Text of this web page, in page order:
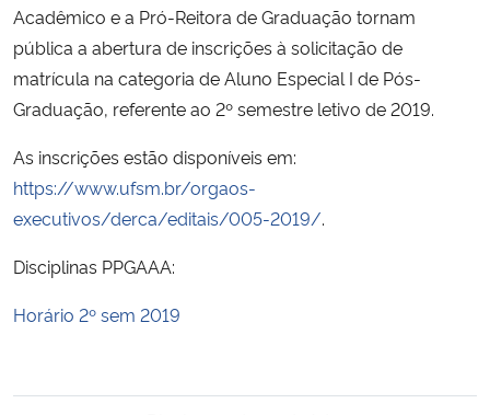
Ministério do Desenvolvimento Regional
Controladoria-Geral da União
Ministério da Mulher, da Família e dos Direitos Humanos
Secretaria-Geral
Secretaria de Governo
Acadêmico e a Pró-Reitora de Graduação tornam
pública a abertura de inscrições à solicitação de
matrícula na categoria de Aluno Especial I de Pós-
Graduação, referente ao 2º semestre letivo de 2019.
As inscrições estão disponíveis em:
https://www.ufsm.br/orgaos-
executivos/derca/editais/005-2019/.
Disciplinas PPGAAA:
Horário 2º sem 2019